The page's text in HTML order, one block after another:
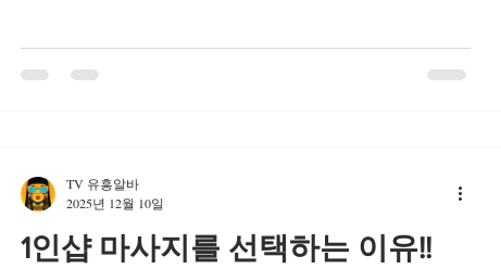
다면, 이제는 생활을 유지하고 미래를 준비하기 위한 현실
들 수 있는 구조, 그리고 본인의 라이프스타일에 맞는 유연
한 형태의 일이 중요해진 것이다. 이런 흐름 속에서 ‘N잡
러’라는 개념 은 더 이상 도전이 아닌 생존 전략에 가깝다.
1인샵 마사지를 선택하는 이유!!
TV 유흥알바
2025년 12월 10일